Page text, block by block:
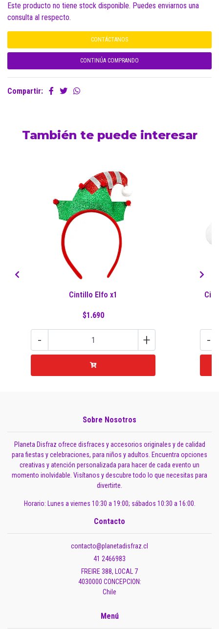
Este producto no tiene stock disponible. Puedes enviarnos una
consulta al respecto.
CONTÁCTANOS
CONTINÚA COMPRANDO
Compartir:
También te puede interesar
Cintillo Elfo x1
$1.690
- + -
Sobre Nosotros
Planeta Disfraz ofrece disfraces y accesorios originales y de calidad
para fiestas y celebraciones, para niños y adultos. Encuentra opciones
creativas y atención personalizada para hacer de cada evento un
momento inolvidable. Visítanos y descubre todo lo que necesitas para
divertirte.
Horario: Lunes a viernes 10:30 a 19:00; sábados 10:30 a 16:00.
Contacto
contacto@planetadisfraz.cl
41 2466983
FREIRE 388, LOCAL 7
4030000 CONCEPCION:
Chile
Menú